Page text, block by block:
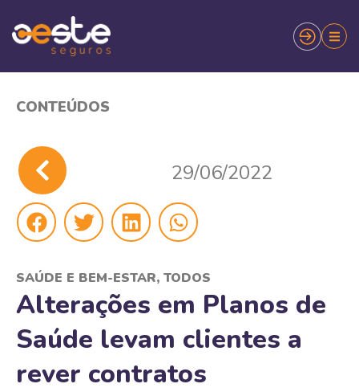
CONTEÚDOS
29/06/2022
SAÚDE E BEM-ESTAR, TODOS
Alterações em Planos de
Saúde levam clientes a
rever contratos